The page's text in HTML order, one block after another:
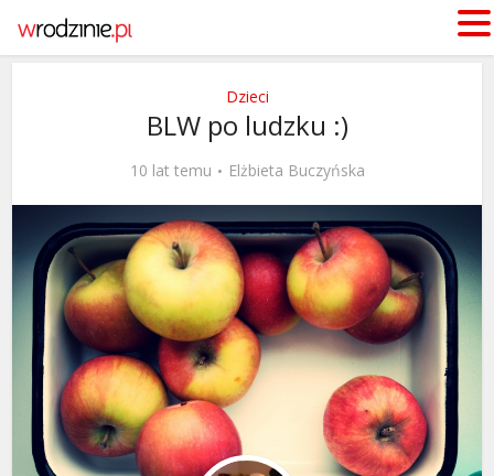
Dzieci
BLW po ludzku :)
10 lat temu Elżbieta Buczyńska